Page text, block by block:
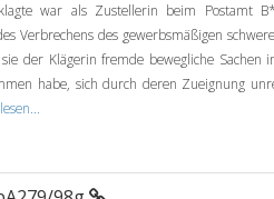
war als Zustellerin beim Postamt
Verbrechens des gewerbsmäßigen
der Klägerin fremde bewegliche Sachen
habe, sich durch deren Zueignung